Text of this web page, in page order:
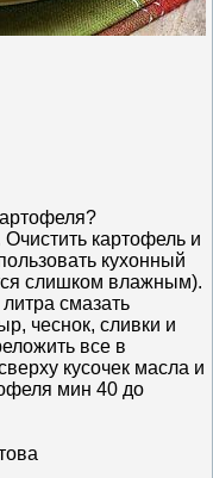
картофель и
кухонный
слишком влажным).
смазать
чеснок, сливки и
все в
кусочек масла и
мин 40 до